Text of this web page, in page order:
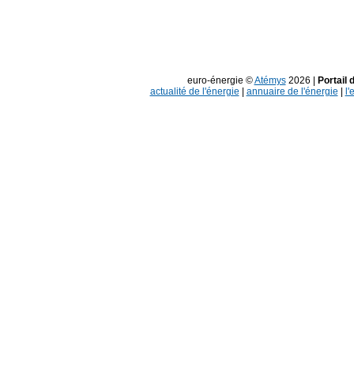
euro-énergie ©Atémys2026 |
Portail
actualité de l'énergie
annuaire de l'énergie